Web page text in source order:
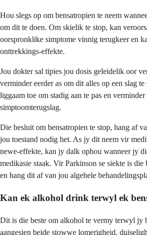
Hou slegs op om bensatropien te neem
om dit te doen. Om skielik te stop, kan
oorspronklike simptome vinnig terugkeer en
onttrekkings-effekte.
Jou dokter sal tipies jou dosis geleidelik oor
verminder eerder as om dit alles op een slag
liggaam toe om stadig aan te pas en
simptoomterugslag.
Die besluit om bensatropien te stop, hang af
jou toestand nodig het. As jy dit neem vir
newe-effekte, kan jy dalk ophou wanneer jy
medikasie staak. Vir Parkinson se siekte is die
en hang dit af van jou algehele
Kan ek alkohol drink terwyl ek
Dit is die beste om alkohol te vermy terwyl jy
aangesien beide stowwe lomerigheid,